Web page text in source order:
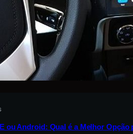
ou Android: Qual é a Melhor Opção